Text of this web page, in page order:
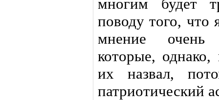
многим будет
поводу того, что
мнение очень
которые,
их назвал,
патриотический